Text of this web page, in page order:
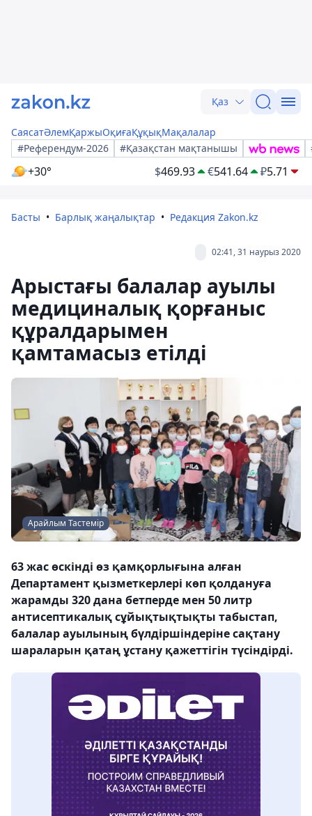
Қаз
СаясатӘлемҚаржыОқиғаҚұқықМақалалар
#Референдум-2026
#Қазақстан мақтанышы
+30° $469.93 €541.64 ₽5.71
Басты Барлық жаңалықтар Редакция Zakon.kz
02:41, 31 наурыз 2020
Арыстағы балалар ауылы
медициналық қорғаныс
құралдарымен
қамтамасыз етілді
Арайлым Тастемір
63 жас өскінді өз қамқорлығына алған
Департамент қызметкерлері көп қолдануға
жарамды 320 дана бетперде мен 50 литр
антисептикалық сұйықтықтықты табыстап,
балалар ауылының бүлдіршіндеріне сақтану
шараларын қатаң ұстану қажеттігін түсіндірді.